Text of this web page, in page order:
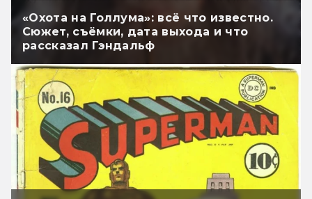
«Охота на Голлума»: всё что известно.
Сюжет, съёмки, дата выхода и что
рассказал Гэндальф